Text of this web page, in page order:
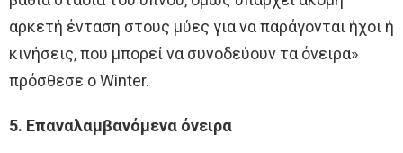
αρκετή ένταση στους μύες για να παράγονται ήχοι ή
κινήσεις, που μπορεί να συνοδεύουν τα όνειρα»
πρόσθεσε ο Winter.
5. Επαναλαμβανόμενα όνειρα